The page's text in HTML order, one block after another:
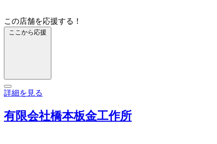
この店舗を応援する！
ここから応援
詳細を見る
有限会社橋本板金工作所